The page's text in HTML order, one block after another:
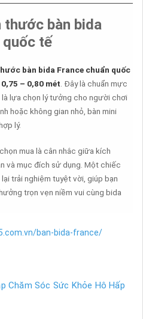
thước bàn bida
quốc tế
bàn bida France chuẩn quốc
– 0,80 mét . Đây là chuẩn mực
lựa chọn lý tưởng cho người chơi
hoặc không gian nhỏ, bàn mini
lý.
mua là cân nhắc giữa kích
và mục đích sử dụng. Một chiếc
trải nghiệm tuyệt vời, giúp bạn
trọn vẹn niềm vui cùng bida
ban-bida-france/
Chăm Sóc Sức Khỏe Hô Hấp